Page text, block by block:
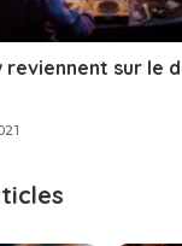
reviennent sur le